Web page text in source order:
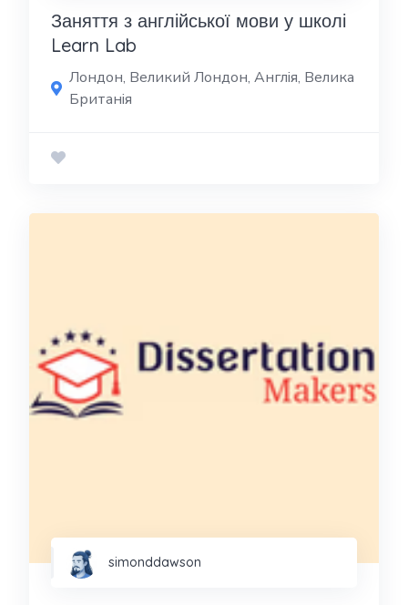
Заняття з англійської мови у школі
Learn Lab
Лондон, Великий Лондон, Англія, Велика
Британія
simonddawson